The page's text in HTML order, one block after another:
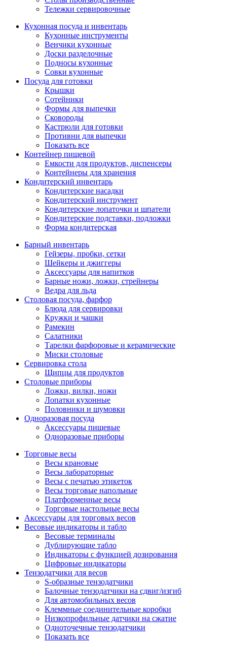
Тележки сервировочные
Кухонная посуда и инвентарь
Кухонные инструменты
Венчики кухонные
Доски разделочные
Подносы кухонные
Совки кухонные
Посуда для готовки
Крышки
Сотейники
Формы для выпечки
Сковороды
Кастрюли для готовки
Противни для выпечки
Показать все
Контейнер пищевой
Емкости для продуктов, диспенсеры
Контейнеры для хранения
Кондитерский инвентарь
Кондитерские насадки
Кондитерский инструмент
Кондитерские лопаточки и шпатели
Кондитерские подставки, подложки
Форма кондитерская
Барный инвентарь
Гейзеры, пробки, сетки
Шейкеры и джиггеры
Аксессуары для напитков
Барные ножи, ложки, стрейнеры
Ведра для льда
Столовая посуда, фарфор
Блюда для сервировки
Кружки и чашки
Рамекин
Салатники
Тарелки фарфоровые и керамические
Миски столовые
Сервировка стола
Щипцы для продуктов
Столовые приборы
Ложки, вилки, ножи
Лопатки кухонные
Половники и шумовки
Одноразовая посуда
Аксессуары пищевые
Одноразовые приборы
Торговые весы
Весы крановые
Весы лабораторные
Весы с печатью этикеток
Весы торговые напольные
Платформенные весы
Торговые настольные весы
Аксессуары для торговых весов
Весовые индикаторы и табло
Весовые терминалы
Дублирующие табло
Индикаторы с функцией дозирования
Цифровые индикаторы
Тензодатчики для весов
S-образные тензодатчики
Балочные тензодатчики на сдвиг/изгиб
Для автомобильных весов
Клеммные соединительные коробки
Низкопрофильные датчики на сжатие
Одноточечные тензодатчики
Показать все